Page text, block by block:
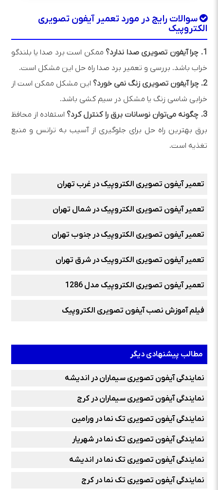
سوالات رایج در مورد تعمیر آیفون تصویری
الکتروپیک
1. چرا آیفون تصویری صدا ندارد؟
ممکن است برد صدا یا بلندگو
خراب باشد. بررسی و تعمیر برد صدا راه‌ حل این مشکل است.
2. چرا آیفون تصویری زنگ نمی‌ خورد؟
این مشکل ممکن است از
خرابی شاسی زنگ یا مشکل در سیم‌ کشی باشد.
3. چگونه می‌توان نوسانات برق را کنترل کرد؟
استفاده از محافظ
برق بهترین راه‌ حل برای جلوگیری از آسیب به ترانس و منبع
تغذیه است.
تعمیر آیفون تصویری الکتروپیک در غرب تهران
تعمیر آیفون تصویری الکتروپیک در شمال تهران
تعمیر آیفون تصویری الکتروپیک در جنوب تهران
تعمیر آیفون تصویری الکتروپیک در شرق تهران
تعمیر آیفون تصویری الکتروپیک مدل 1286
فیلم آموزش نصب آیفون تصویری الکتروپیک
مطالب پیشنهادی دیگر
نمایندگی آیفون تصویری سیماران در اندیشه
نمایندگی آیفون تصویری سیماران در کرج
نمایندگی آیفون تصویری تک نما در ورامین
نمایندگی آیفون تصویری تک نما در شهریار
نمایندگی آیفون تصویری تک نما در اندیشه
نمایندگی آیفون تصویری تک نما در کرج